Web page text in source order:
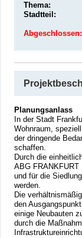
Thema:
Stadtteil:
Abgeschlossen:
Planungsanlass
In der Stadt
Wohnraum,
der dringende
schaffen.
Durch die
ABG FRANKFURT
und für die
werden.
Die
den
einige Neubauten
durch die